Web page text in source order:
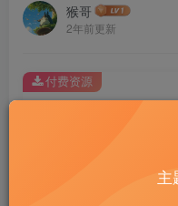
猴哥
2年前更新
此内容为付费资源，请付
付费资源
主